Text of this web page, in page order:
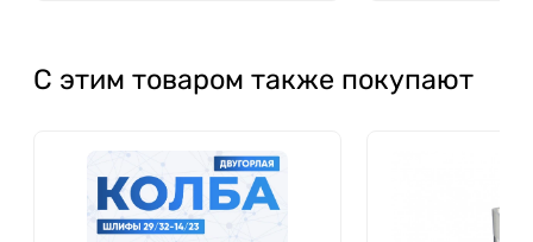
С этим товаром также покупают